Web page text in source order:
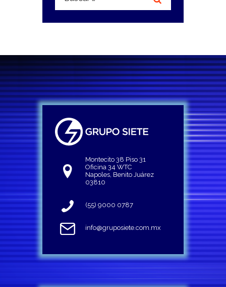
Montecito 38 Piso 31
Oficina 34 WTC
Napoles, Benito Juárez
03810
(55) 9000 0787
info@gruposiete.com.mx